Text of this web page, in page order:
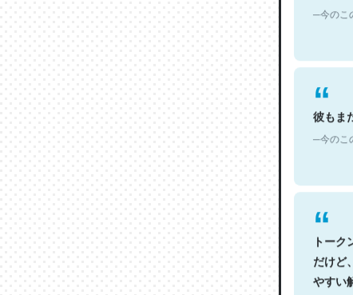
彼もま
─今のこ
トーク
だけど
やすい
─GPT